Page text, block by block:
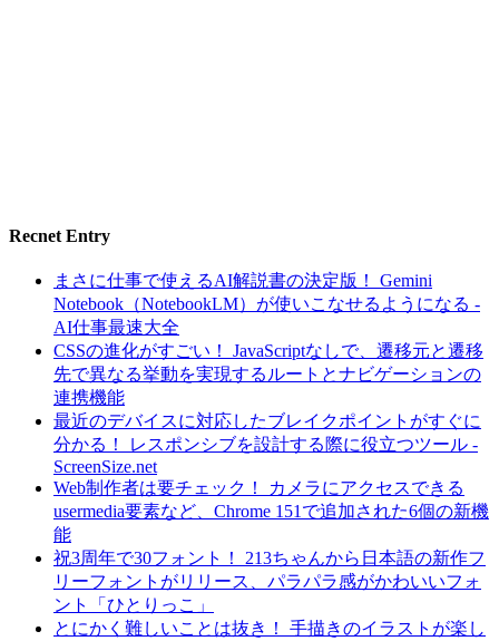
Recnet Entry
まさに仕事で使えるAI解説書の決定版！ Gemini
Notebook（NotebookLM）が使いこなせるようになる -
AI仕事最速大全
CSSの進化がすごい！ JavaScriptなしで、遷移元と遷移
先で異なる挙動を実現するルートとナビゲーションの
連携機能
最近のデバイスに対応したブレイクポイントがすぐに
分かる！ レスポンシブを設計する際に役立つツール -
ScreenSize.net
Web制作者は要チェック！ カメラにアクセスできる
usermedia要素など、Chrome 151で追加された6個の新機
能
祝3周年で30フォント！ 213ちゃんから日本語の新作フ
リーフォントがリリース、パラパラ感がかわいいフォ
ント「ひとりっこ」
とにかく難しいことは抜き！ 手描きのイラストが楽し